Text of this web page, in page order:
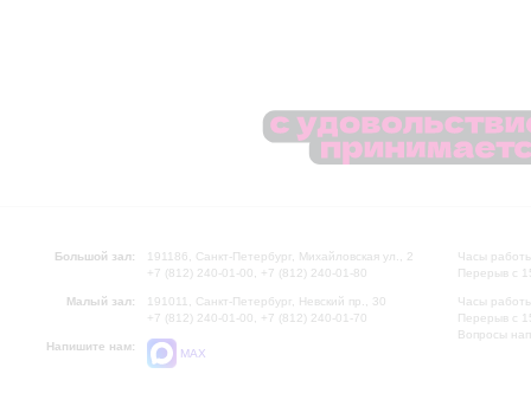
Большой зал:
191186, Санкт-Петербург, Михайловская ул., 2
+7 (812) 240-01-00, +7 (812) 240-01-80
Малый зал:
191011, Санкт-Петербург, Невский пр., 30
+7 (812) 240-01-00, +7 (812) 240-01-70
Напишите нам:
MAX
Часы
Перерыв с
Часы
Перерыв с
Вопросы